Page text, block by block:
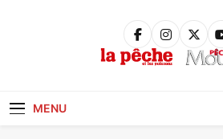
MENU